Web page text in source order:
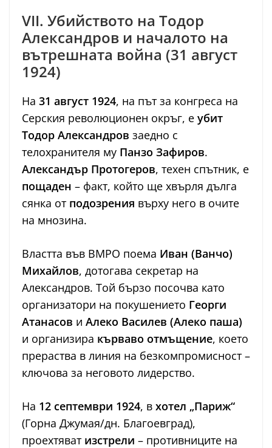
VII. Убийството на Тодор
Александров и началото на
вътрешната война (31 август
1924)
На 31 август 1924, на път за конгреса на
Серския революционен окръг, е убит
Тодор Александров заедно с
телохранителя му Панзо Зафиров.
Александър Протогеров, техен спътник, е
пощаден – факт, който ще хвърля дълга
сянка от подозрения върху него в очите
на мнозина.
Властта във ВМРО поема Иван (Ванчо)
Михайлов, дотогава секретар на
Александров. Той бързо посочва като
организатори на покушението Георги
Атанасов и Алеко Василев (Алеко паша)
и организира кърваво отмъщение, което
прераства в линия на безкомпромисност –
ключова за неговото лидерство.
На 12 септември 1924, в хотел „Париж“
(Горна Джумая/дн. Благоевград),
проехтяват изстрели – противниците на